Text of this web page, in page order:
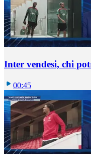
Inter vendesi, chi
00:45